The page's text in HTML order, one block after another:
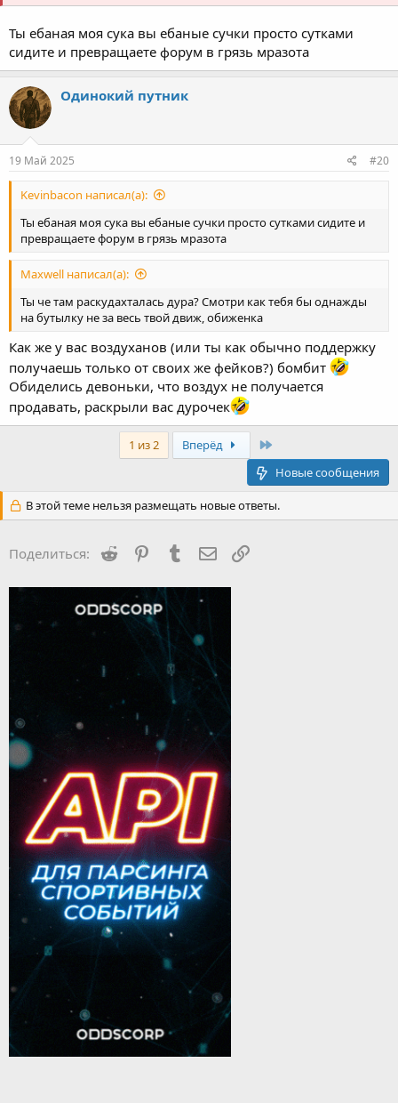
Ты ебаная моя сука вы ебаные сучки просто сутками
сидите и превращаете форум в грязь мразота
Одинокий путник
19 Май 2025 #20
Kevinbacon написал(а):
Ты ебаная моя сука вы ебаные сучки просто сутками сидите и
превращаете форум в грязь мразота
Maxwell написал(а):
Ты че там раскудахталась дура? Смотри как тебя бы однажды
на бутылку не за весь твой движ, обиженка
Как же у вас воздуханов (или ты как обычно поддержку
получаешь только от своих же фейков?) бомбит
Обиделись девоньки, что воздух не получается
продавать, раскрыли вас дурочек
1 из 2 Вперёд
Новые сообщения
В этой теме нельзя размещать новые ответы.
Поделиться: Reddit PinterestTumblr Электронная почта